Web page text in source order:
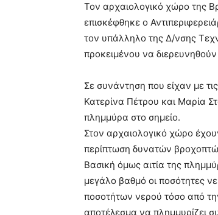
Τον αρχαιολογικό χώρο της
επισκέφθηκε ο
τον υπάλληλο της Δ/νσης
προκειμένου να
Σε συνάντηση που είχαν με
Κατερίνα Πέτρου και Μαρία
πλημμύρα στο σημείο.
Στον αρχαιολογικό χώρο
περίπτωση δυνατών
Βασική όμως αιτία της
μεγάλο βαθμό οι ποσότητες
ποσοτήτων νερού τόσο από
αποτέλεσμα να πλημμυρίζει